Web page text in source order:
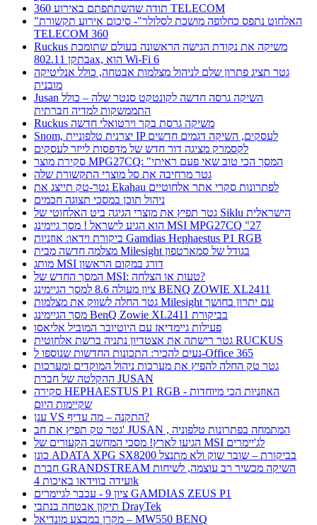
תודה שהשתתפתם באירוע 360 TELECOM
"האלחוט נתפס כחלופה מושכת לסלולר"- סיכום אירוע תקשורת
TELECOM 360
Ruckus משיקה את נקודת הגישה הראשונה בעולם שתומכת
בתקן 802.11ax, הוא Wi-Fi 6
גטר תציג פתרון שלם לניהול מצלמות אבטחה, כולל אנליטיקה
מובנית
Jusan השיקה גרסה חדשה לקונטקט סנטר שלה – כולל
התממשקות למדיה חברתית
Ruckus משיקה גרסת בקר וירטואלי חדשה
Snom, יצרנית טלפוניית IP לעסקים, השיקה דגמים חדשים
לקסמרק מציגה דור חדש של מדפסות לייזר לעסקים
סקירת מוצר MPG27CQ: "המסך הכי טוב שאי פעם ראיתי
גטר מרחיבה את סל מוצרי התקשורת שלה
גטר-טק תייצג את Ekahau לפתרונות סקרי אתר אלחוטיים
ניהול תוכן במסכי תצוגה חכמים
גטר תפיץ את מוצרי הגיגה ביט האלחוטי של Siklu הישראלית
הוא הגיע לישראל ! מסך גיימינג MSI MPG27CQ "27
ביקורת וידאו: אוזניות Gamdias Hephaestus P1 RGB
מצלמה חדשה מבית Milesight בגודל של סמארטפון
מותג MSI דורג במקום הראשון
המסך החדש של MSI: טעות או הצלחה?
ציון מעולה 8.6 למסך הגיימינג BENQ ZOWIE XL2411
גטר החלה לשווק את מצלמות Milesight עם יתרון בחושך
מסך הגיימינג BenQ Zowie XL2411 בביקורת
פעילות גיימדיאז עם היוטיובר המוביל אליאסו
גטר רישתה את אצטדיון נתניה ברשת אלחוטית RUCKUS
נעים להכיר: התכונות החדשות שנוספו ל-Office 365
גטר טק החלה להפיץ את מערכות ניהול המוקדים ומערכות
ההקלטה של חברת JUSAN
סקירה HEPHAESTUS P1 RGB - האוזניות הכי מיוחדות
שקיימות היום
ענן VS התקנה – מה עדיף?
גטר טק תפיץ את חב' JUSAN , המתמחה בפתרונות טלפוניה
הגיעו לארץ! מסכי המחשב הקעורים של MSI לג'יימרים
כונן ADATA XPG SX8200 בביקורת – שובר שוק ולא מתנצל
חברת GRANDSTREAM השיקה מכשיר רב עוצמה, לשיחות
ועידה בווידאו באיכות 4k
ציון 9 - עכבר לגיימרים GAMDIAS ZEUS P1
תיקון אבטחה בנתבי DrayTek
מקרן במבצע מונדיאל – MW550 BENQ